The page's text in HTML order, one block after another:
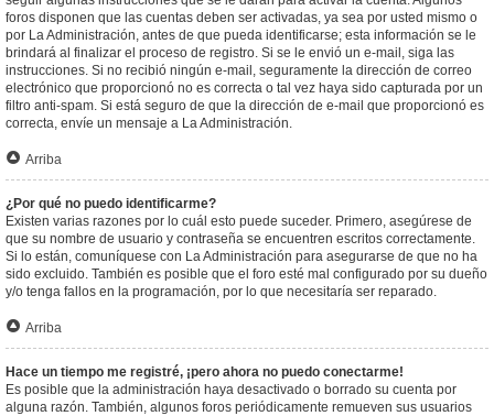
foros disponen que las cuentas deben ser activadas, ya sea por usted mismo o
por La Administración, antes de que pueda identificarse; esta información se le
brindará al finalizar el proceso de registro. Si se le envió un e-mail, siga las
instrucciones. Si no recibió ningún e-mail, seguramente la dirección de correo
electrónico que proporcionó no es correcta o tal vez haya sido capturada por un
filtro anti-spam. Si está seguro de que la dirección de e-mail que proporcionó es
correcta, envíe un mensaje a La Administración.
Arriba
¿Por qué no puedo identificarme?
Existen varias razones por lo cuál esto puede suceder. Primero, asegúrese de
que su nombre de usuario y contraseña se encuentren escritos correctamente.
Si lo están, comuníquese con La Administración para asegurarse de que no ha
sido excluido. También es posible que el foro esté mal configurado por su dueño
y/o tenga fallos en la programación, por lo que necesitaría ser reparado.
Arriba
Hace un tiempo me registré, ¡pero ahora no puedo conectarme!
Es posible que la administración haya desactivado o borrado su cuenta por
alguna razón. También, algunos foros periódicamente remueven sus usuarios